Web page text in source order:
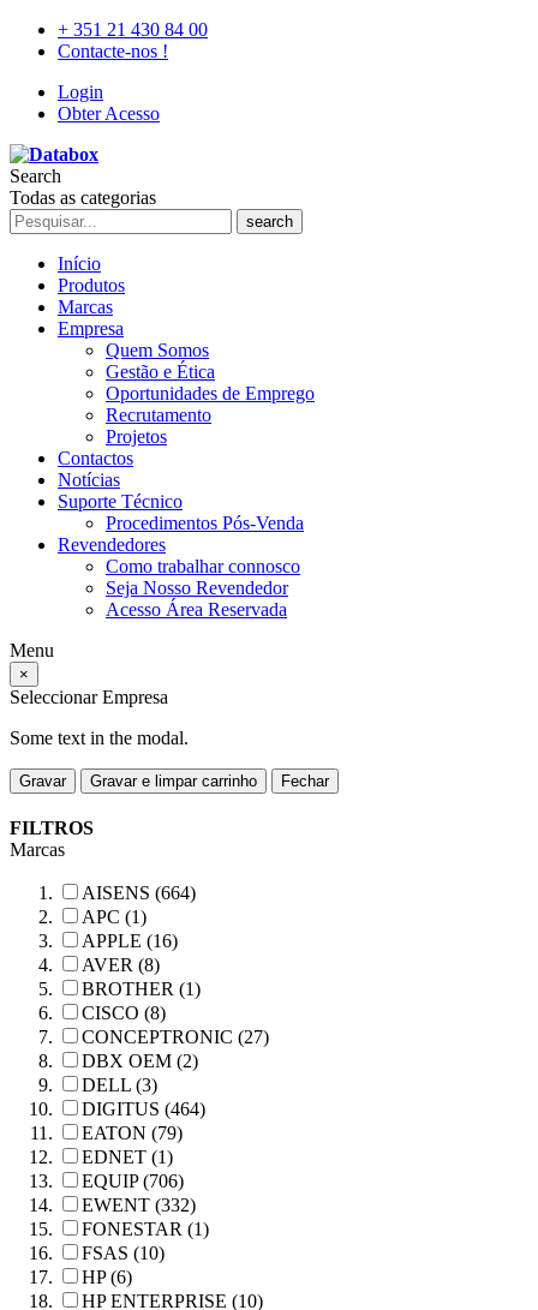
+ 351 21 430 84 00
Contacte-nos !
Login
Obter Acesso
Search
Todas as categorias
search
Início
Produtos
Marcas
Empresa
Quem Somos
Gestão e Ética
Oportunidades de Emprego
Recrutamento
Projetos
Contactos
Notícias
Suporte Técnico
Procedimentos Pós-Venda
Revendedores
Como trabalhar connosco
Seja Nosso Revendedor
Acesso Área Reservada
Menu
×
Seleccionar Empresa
Some text in the modal.
Gravar Gravar e limpar carrinho Fechar
FILTROS
Marcas
AISENS (664)
APC (1)
APPLE (16)
AVER (8)
BROTHER (1)
CISCO (8)
CONCEPTRONIC (27)
DBX OEM (2)
DELL (3)
DIGITUS (464)
EATON (79)
EDNET (1)
EQUIP (706)
EWENT (332)
FONESTAR (1)
FSAS (10)
HP (6)
HP ENTERPRISE (10)